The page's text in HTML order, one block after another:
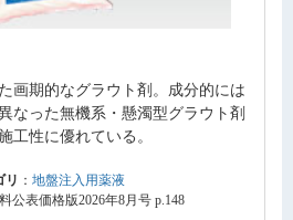
画期的なグラウト剤。成分的には
なった無機系・懸濁型グラウト剤
工性に優れている。
リ ： 地盤注入用薬液
公表価格版2026年8月号 p.148